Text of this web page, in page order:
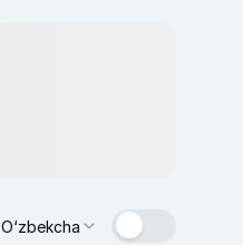
O‘zbekcha